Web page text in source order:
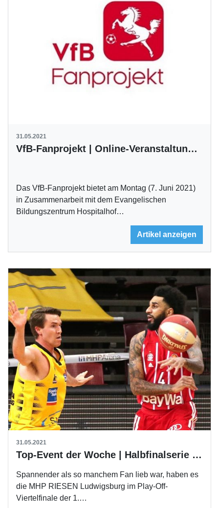
31.05.2021
VfB-Fanprojekt | Online-Veranstaltung am 7. Juni
Das VfB-Fanprojekt bietet am Montag (7. Juni 2021)
in Zusammenarbeit mit dem Evangelischen
Bildungszentrum Hospitalhof…
Artikel anzeigen
31.05.2021
Top-Event der Woche | Halbfinalserie gegen die Bayern
Spannender als so manchem Fan lieb war, haben es
die MHP RIESEN Ludwigsburg im Play-Off-
Viertelfinale der 1.…